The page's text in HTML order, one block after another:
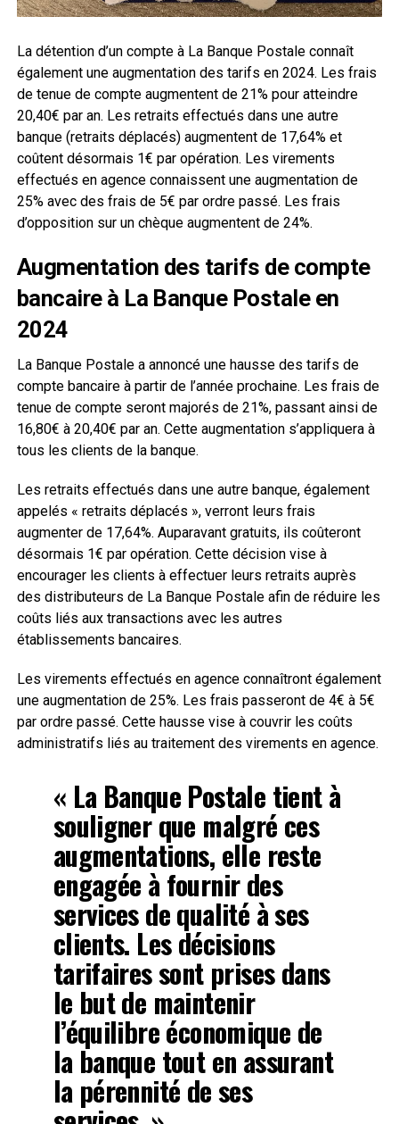
La détention d’un compte à La Banque Postale connaît
également une augmentation des tarifs en 2024. Les frais
de tenue de compte augmentent de 21% pour atteindre
20,40€ par an. Les retraits effectués dans une autre
banque (retraits déplacés) augmentent de 17,64% et
coûtent désormais 1€ par opération. Les virements
effectués en agence connaissent une augmentation de
25% avec des frais de 5€ par ordre passé. Les frais
d’opposition sur un chèque augmentent de 24%.
Augmentation des tarifs de compte
bancaire à La Banque Postale en
2024
La Banque Postale a annoncé une hausse des tarifs de
compte bancaire à partir de l’année prochaine. Les frais de
tenue de compte seront majorés de 21%, passant ainsi de
16,80€ à 20,40€ par an. Cette augmentation s’appliquera à
tous les clients de la banque.
Les retraits effectués dans une autre banque, également
appelés « retraits déplacés », verront leurs frais
augmenter de 17,64%. Auparavant gratuits, ils coûteront
désormais 1€ par opération. Cette décision vise à
encourager les clients à effectuer leurs retraits auprès
des distributeurs de La Banque Postale afin de réduire les
coûts liés aux transactions avec les autres
établissements bancaires.
Les virements effectués en agence connaîtront également
une augmentation de 25%. Les frais passeront de 4€ à 5€
par ordre passé. Cette hausse vise à couvrir les coûts
administratifs liés au traitement des virements en agence.
« La Banque Postale tient à
souligner que malgré ces
augmentations, elle reste
engagée à fournir des
services de qualité à ses
clients. Les décisions
tarifaires sont prises dans
le but de maintenir
l’équilibre économique de
la banque tout en assurant
la pérennité de ses